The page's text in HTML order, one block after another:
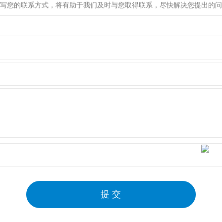
您的联系方式，将有助于我们及时与您取得联系，尽快解决您提出的